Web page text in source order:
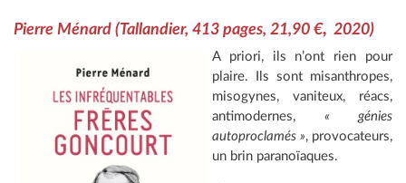
Pierre Ménard (Tallandier, 413 pages, 21,90 €, 2020)
A priori, ils n’ont rien pour
plaire. Ils sont misanthropes,
misogynes, vaniteux, réacs,
antimodernes, « génies
autoproclamés », provocateurs,
un brin paranoïaques.